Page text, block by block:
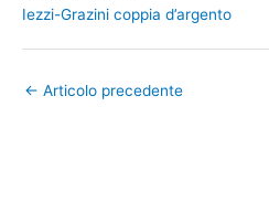
Iezzi-Grazini coppia d’argento
← Articolo precedente